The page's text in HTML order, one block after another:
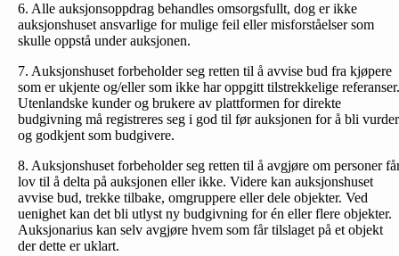
6. Alle auksjonsoppdrag behandles omsorgsfullt, dog er ikke
auksjonshuset ansvarlige for mulige feil eller misforståelser som
skulle oppstå under auksjonen.
7. Auksjonshuset forbeholder seg retten til å avvise bud fra kjøpere
som er ukjente og/eller som ikke har oppgitt tilstrekkelige referanser.
Utenlandske kunder og brukere av plattformen for direkte
budgivning må registreres seg i god til før auksjonen for å bli
og godkjent som budgivere.
8. Auksjonshuset forbeholder seg retten til å avgjøre om personer
lov til å delta på auksjonen eller ikke. Videre kan auksjonshuset
avvise bud, trekke tilbake, omgruppere eller dele objekter. Ved
uenighet kan det bli utlyst ny budgivning for én eller flere objekter.
Auksjonarius kan selv avgjøre hvem som får tilslaget på et objekt
der dette er uklart.